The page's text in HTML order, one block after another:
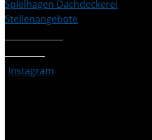
Spielhagen Dachdeckerei
Stellenangebote
Instagram